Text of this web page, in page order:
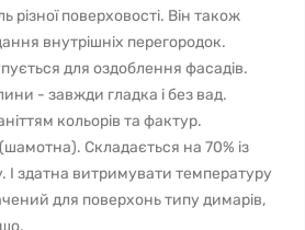
різної поверховості. Він також
внутрішніх перегородок.
для оздоблення фасадів.
- завжди гладка і без вад.
кольорів та фактур.
(шамотна). Складається на 70% із
здатна витримувати температуру
для поверхонь типу димарів,